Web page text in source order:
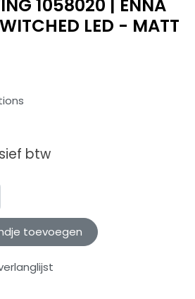
1058020 | ENNA
LED - MATT
btw
toevoegen